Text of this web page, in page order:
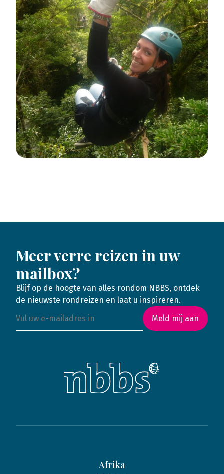
Meer verre reizen in uw
mailbox?
Blijf op de hoogte van alles rondom NBBS, ontdek
de nieuwste rondreizen en laat u inspireren.
Meld mij aan
Afrika